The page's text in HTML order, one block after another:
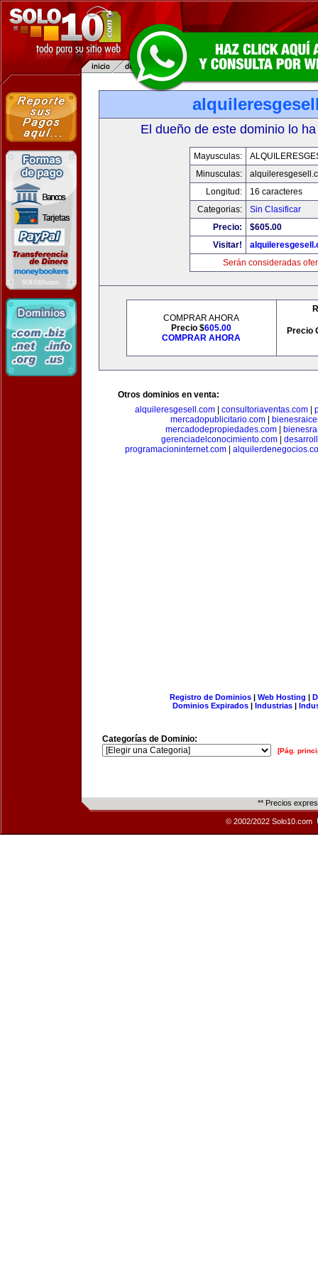
El dueño de este dominio lo
Mayusculas:
Minusculas:
Longitud:
16 caracteres
Categorias:
Sin Clasificar
Precio:
$605.00
Visitar!
Serán consideradas
COMPRAR AHORA
Precio $605.00
COMPRAR AHORA
Precio
Otros dominios en venta:
alquileresgesell.com
consultoriaventas.com
mercadopublicitario.com|
mercadodepropiedades.com
gerenciadelconocimiento.com|
programacioninternet.com|
Registro de Dominios| Web Hosting |
Dominios Expirados | Industrias |
Categorías de Dominio:
[Pág.
** Precios
© 2002/2022 Solo10.com